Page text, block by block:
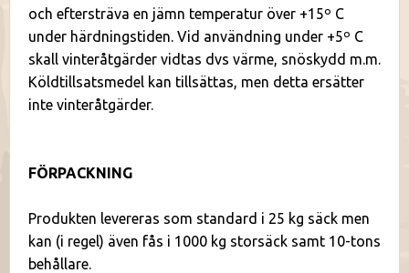
och eftersträva en jämn temperatur över +15º C
under härdningstiden. Vid användning under +5º C
skall vinteråtgärder vidtas dvs värme, snöskydd m.m.
Köldtillsatsmedel kan tillsättas, men detta ersätter
inte vinteråtgärder.
FÖRPACKNING
Produkten levereras som standard i 25 kg säck men
kan (i regel) även fås i 1000 kg storsäck samt 10-tons
behållare.